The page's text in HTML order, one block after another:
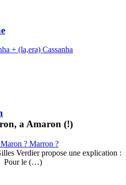
+ (la,era) Cassanha
a Amaron (!)
? Marron ?
Verdier propose une explication :
Pour le (…)